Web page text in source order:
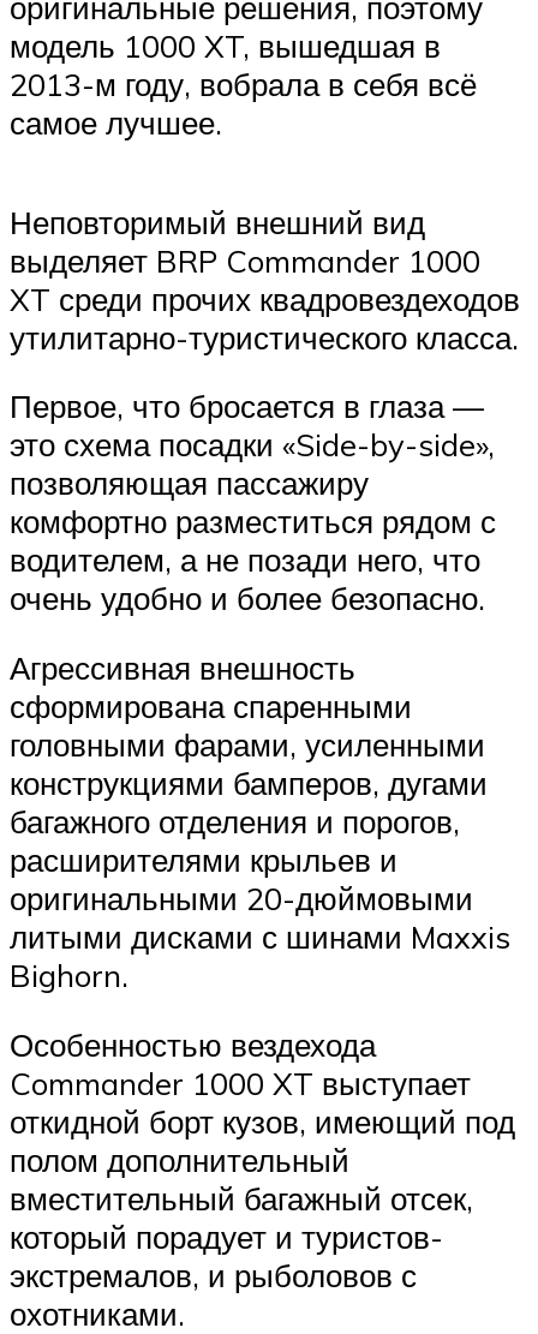
модель 1000 XT, вышедшая в
2013-м году, вобрала в себя всё
самое лучшее.
Неповторимый внешний вид
выделяет BRP Commander 1000
XT среди прочих квадровездеходов
утилитарно-туристического класса.
Первое, что бросается в глаза —
это схема посадки «Side-by-side»,
позволяющая пассажиру
комфортно разместиться рядом с
водителем, а не позади него, что
очень удобно и более безопасно.
Агрессивная внешность
сформирована спаренными
головными фарами, усиленными
конструкциями бамперов, дугами
багажного отделения и порогов,
расширителями крыльев и
оригинальными 20-дюймовыми
литыми дисками с шинами Maxxis
Bighorn.
Особенностью вездехода
Commander 1000 XT выступает
откидной борт кузов, имеющий под
полом дополнительный
вместительный багажный отсек,
который порадует и туристов-
экстремалов, и рыболовов с
охотниками.